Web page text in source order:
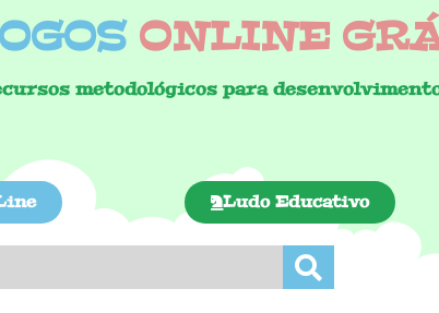
ONLINE
metodológicos para
Ludo Educativo